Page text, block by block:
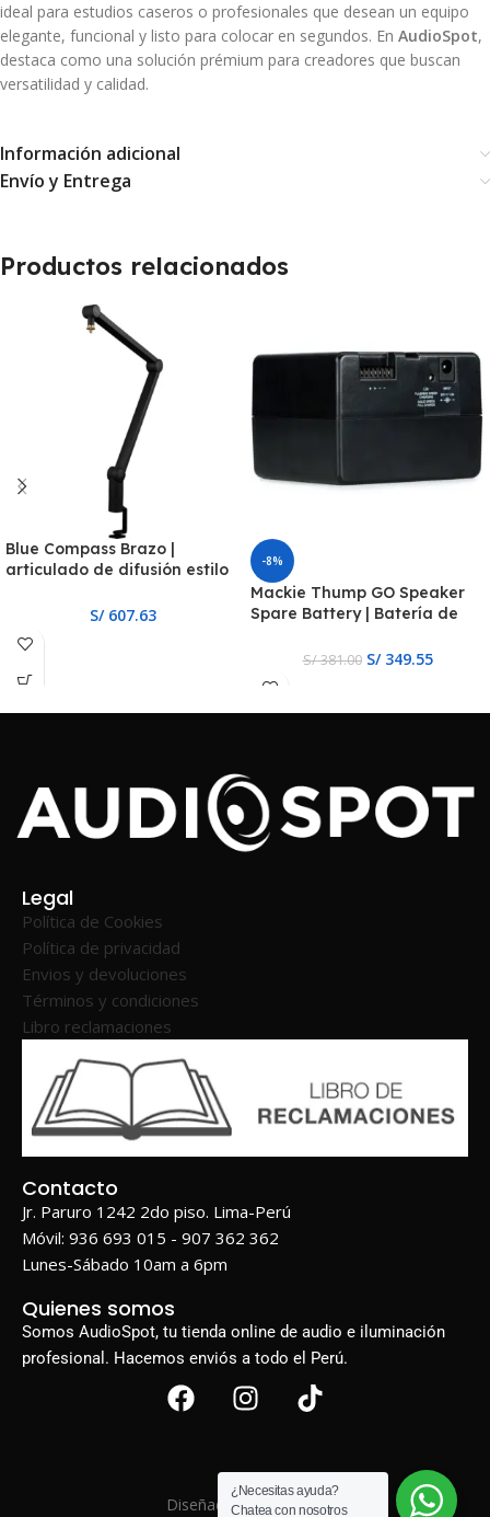
ideal para estudios caseros o profesionales que desean un equipo
elegante, funcional y listo para colocar en segundos. En AudioSpot,
destaca como una solución prémium para creadores que buscan
versatilidad y calidad.
Información adicional
Envío y Entrega
Productos relacionados
Blue Compass Brazo |
articulado de difusión estilo
S/607.63
-8%
Mackie Thump GO Speaker
Spare Battery | Batería de
S/381.00 S/349.55
Legal
Política de Cookies
Política de privacidad
Envios y devoluciones
Términos y condiciones
Libro reclamaciones
Contacto
Jr. Paruro 1242 2do piso. Lima-Perú
Móvil: 936 693 015 - 907 362 362
Lunes-Sábado 10am a 6pm
Quienes somos
Somos AudioSpot, tu tienda online de audio e iluminación
profesional. Hacemos enviós a todo el Perú.
Diseñado porBIGWEB
¿Necesitas ayuda?
Chatea con nosotros